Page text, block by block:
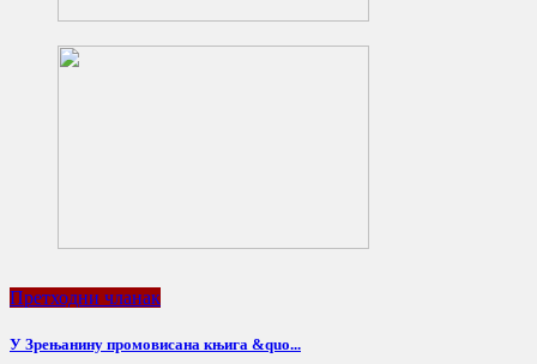
Претходни чланак
У Зрењанину промовисана књига &quo...